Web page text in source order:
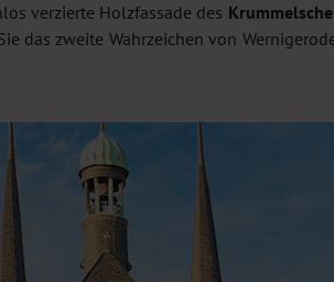
verzierte Holzfassade des
das zweite Wahrzeichen von